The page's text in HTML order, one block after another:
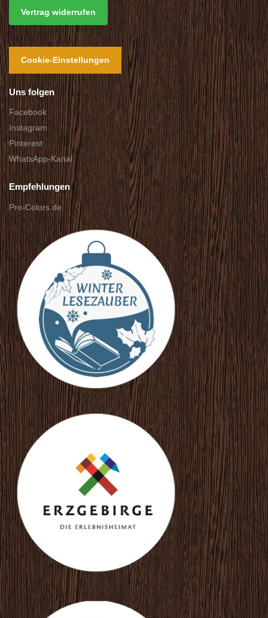
Vertrag widerrufen
Cookie-Einstellungen
Uns folgen
Facebook
Instagram
Pinterest
WhatsApp-Kanal
Empfehlungen
Pro-Colors.de